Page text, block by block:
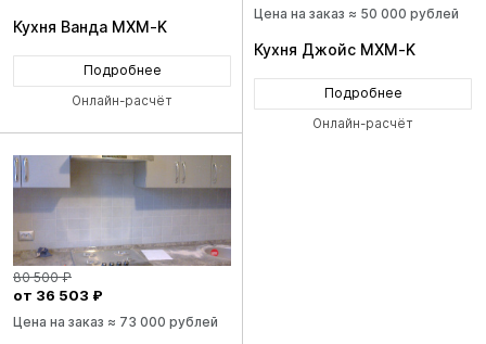
Кухня Ванда MXM-K
Подробнее
Онлайн-расчёт
Цена на заказ ≈ 50 000 рублей
Кухня Джойс MXM-K
Подробнее
Онлайн-расчёт
80 500 ₽
от 36 503 ₽
Цена на заказ ≈ 73 000 рублей